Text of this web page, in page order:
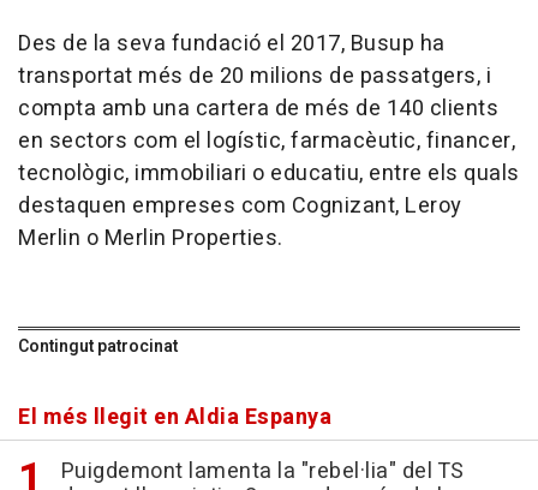
Des de la seva fundació el 2017, Busup ha
transportat més de 20 milions de passatgers, i
compta amb una cartera de més de 140 clients
en sectors com el logístic, farmacèutic, financer,
tecnològic, immobiliari o educatiu, entre els quals
destaquen empreses com Cognizant, Leroy
Merlin o Merlin Properties.
Contingut patrocinat
El més llegit en Aldia Espanya
Puigdemont lamenta la "rebel·lia" del TS